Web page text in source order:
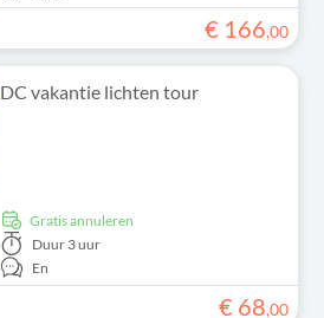
€ 166,00
DC vakantie lichten tour
Gratis annuleren
Duur 3 uur
En
€ 68,00